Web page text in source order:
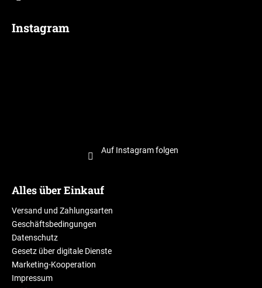
Instagram
Auf Instagram folgen
Alles über Einkauf
Versand und Zahlungsarten
Geschäftsbedingungen
Datenschutz
Gesetz über digitale Dienste
Marketing-Kooperation
Impressum